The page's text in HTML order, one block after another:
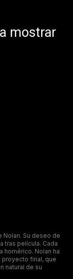
mostrar
Nolan. Su deseo de
tras película. Cada
homérico. Nolan ha
proyecto final, que
natural de su